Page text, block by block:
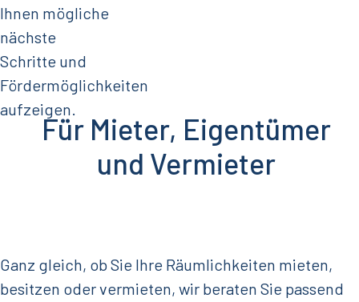
Ihnen mögliche
nächste
Schritte und
Fördermöglichkeiten
aufzeigen.
Für Mieter, Eigentümer
und Vermieter
Ganz gleich, ob Sie Ihre Räumlichkeiten mieten,
besitzen oder vermieten, wir beraten Sie passend